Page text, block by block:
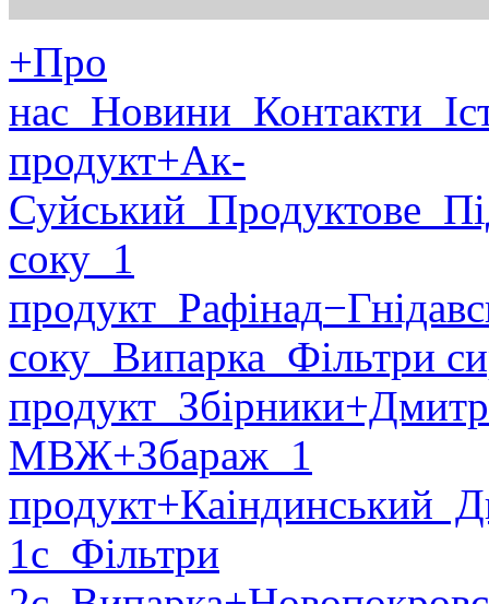
+Про
нас Новини Контакти
продукт+Ак-
Суйський Продуктове
соку 1
продукт Рафінад
соку Випарка Фільтри
продукт Збірники
МВЖ+Збараж 1
продукт+Каіндинський
1с Фільтри